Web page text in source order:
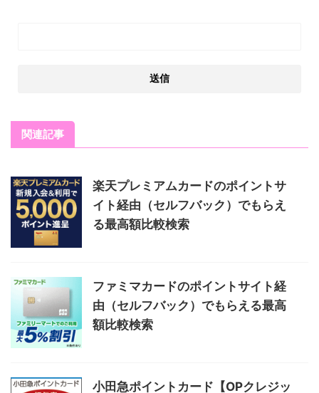
関連記事
楽天プレミアムカードのポイントサ
イト経由（セルフバック）でもらえ
る最高額比較検索
ファミマカードのポイントサイト経
由（セルフバック）でもらえる最高
額比較検索
小田急ポイントカード【OPクレジッ